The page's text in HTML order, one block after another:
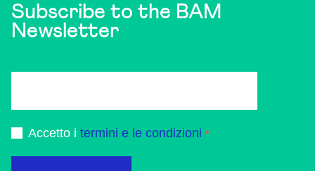
Subscribe to the BAM
Newsletter
Accetto i termini e le condizioni